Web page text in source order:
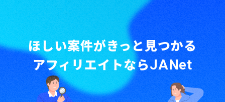
報酬獲得までの流れ
ほしい案件がきっと見つかる
アフィリエイトならJANet